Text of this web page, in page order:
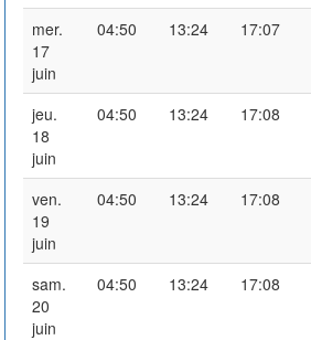
mer.
17
juin
04:50 13:24 17:07
jeu.
18
juin
04:50 13:24 17:08
ven.
19
juin
04:50 13:24 17:08
sam.
20
juin
04:50 13:24 17:08